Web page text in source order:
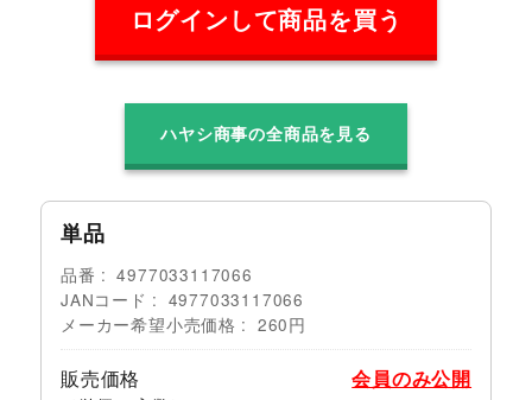
ログインして商品を買う
ハヤシ商事の全商品を見る
単品
品番
4977033117066
JANコード
4977033117066
メーカー希望小売価格
260円
販売価格 会員のみ公開